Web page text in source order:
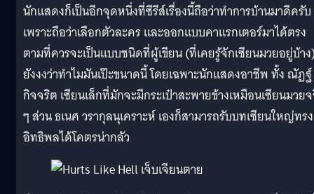
นักแสดงก็เป็นอีกจุดหนึ่งที่ซีรีส์เรื่องนี้ถือว่าทำการบ้านมาดีครับ
เพราะถือว่าเลือกตัวละคร และออกแบบคาแรกเตอร์มาได้ตรง
ตามที่ควรจะเป็นแบบชนิดที่ผู้เขียน (ที่เคยรู้จักเซียนมวยอยู่บ้า
ยังงงว่าทำไมมันเป๊ะขนาดนี้ โดยเฉพาะนักแสดงอาชีพ ทั้ง ณัฏฐ์
กิจจริต เซียนเล็กที่มักจะมีกระเป๋าสะพายข้างเหมือนเซียนมวย
ๆ ส่วน ธเนศ วรากุลนุเคราะห์ เองก็สามารถรับบทเซียนใหญ่ทรง
อิทธิพลได้โคตรน่ากลัว